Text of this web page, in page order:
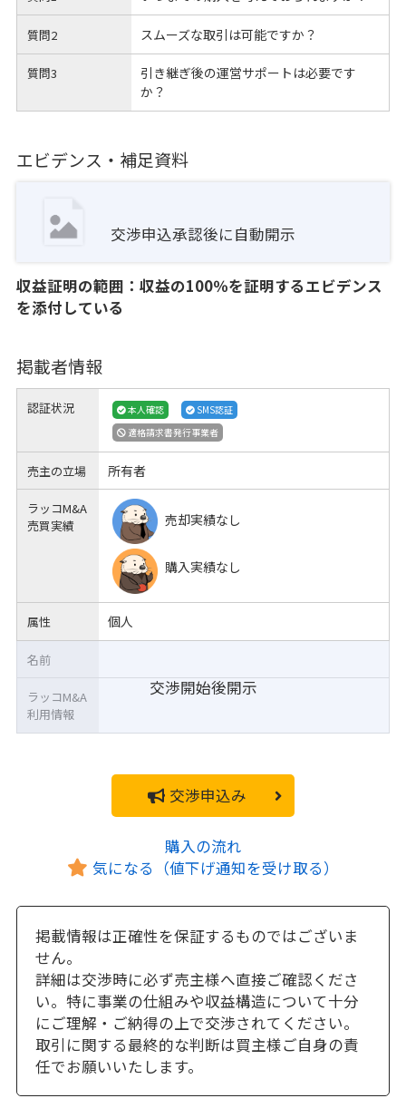
質問2 スムーズな取引は可能ですか？
質問3
引き継ぎ後の運営サポートは必要です
か？
エビデンス・補足資料
交渉申込承認後に自動開示
収益証明の範囲：収益の100％を証明するエビデンス
を添付している
掲載者情報
認証状況 本人確認
SMS認証
適格請求書発行事業者
売主の立場 所有者
ラッコM&A
売買実績
売却実績なし
購入実績なし
属性 個人
交渉開始後開示
名前
ラッコM&A
利用情報
交渉申込み
購入の流れ
気になる（値下げ通知を受け取る）
掲載情報は正確性を保証するものではございま
せん。
詳細は交渉時に必ず売主様へ直接ご確認くださ
い。特に事業の仕組みや収益構造について十分
にご理解・ご納得の上で交渉されてください。
取引に関する最終的な判断は買主様ご自身の責
任でお願いいたします。